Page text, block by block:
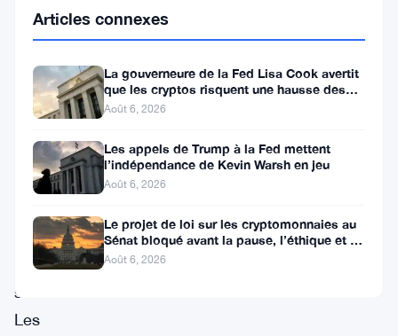
plus
plus
conflits
aggravent
situation.
Les
Articles connexes
La gouverneure de la Fed Lisa Cook avertit
que les cryptos risquent une hausse des
taux
Août 6, 2026
Les appels de Trump à la Fed mettent
l’indépendance de Kevin Warsh en jeu
Août 6, 2026
Le projet de loi sur les cryptomonnaies au
Sénat bloqué avant la pause, l’éthique et le
FBI s’opposent
Août 6, 2026